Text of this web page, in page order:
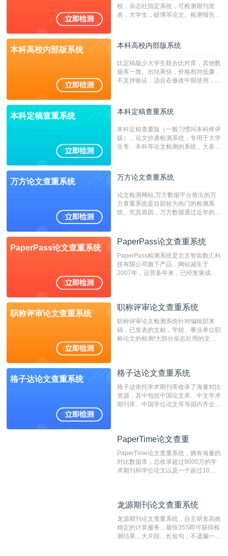
校，杂志社指定系统，可检测期刊发
表，大学生，硕博等论文。检测报告支
本科高校内部版系统 本科高校内部版系统
比定稿版少大学生联合比对库，其他数
据库一致。出结果快，价格相对低廉，
不支持验证，适合在修改中期使用，定
本科定稿查重系统 本科定稿查重系统
本科定稿查重版（一般习惯叫本科终评
版），论文抄袭检测系统，专用于大学
生专、本科等论文检测的系统，大多数
万方论文查重系统 万方论文查重系统
论文检测网站,万方数据平台推出的万
方查重系统是目前较为热门的检测系
统。究其原因，万方数据通过近年的发
检测系统，其真实性和权威性无可厚
非。其次，相对于知网而言，万方检测
费用少，上手容易，是学生初次论文查
重的推荐系统。
PaperPass论文查重系统
PaperPass论文查重系统
PaperPass检测系统是北京智齿数汇科
技有限公司旗下产品，网站诞生于
2007年，运营多年来，已经发展成为
检测速度快、精度高，市场反映良好。
职称评审论文查重系统
职称评审论文查重系统
职称评审论文检测系统针对编辑部来
稿，已发表的文献，学校、事业单位职
称论文的检测!大部分杂志社用的文献
编辑部检测来稿和已发表的文献,检测
测时注意填写第一作者,才能排除已发
表文献复制比。（限制字符数1万）
格子达论文查重系统
格子达论文查重系统
格子达依托学术期刊库收录了海量对比
资源，其中包括中国论文库、中文学术
期刊库、中国学位论文库等国内齐全的
系统，可检测中文、英文两种语言的论
PaperTime论文查重
PaperTime论文查重系统，拥有海量的
对比数据库，总收录超过9000万的学
术期刊和学位论文以及一个超过10亿
对，利用指纹索引快速而精准地在云检
有相似的片段，该项技术检测速度快、
准确率高，市场反映良好。
龙源期刊论文查重系统
龙源期刊论文查重系统，自主研发高效
稳定的计算服务，最快35S即可获得检
测结果，大片段、长短句，不遗漏一处